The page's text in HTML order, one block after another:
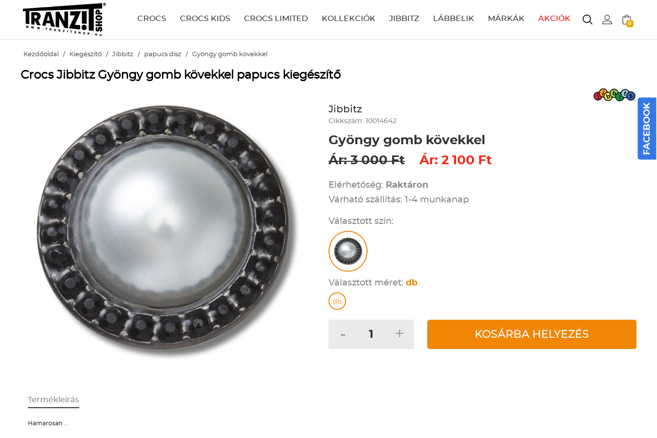
CROCS CROCS KIDS CROCS LIMITED KOLLEKCIÓK JIBBITZ LÁBBELIK MÁRKÁK AKCIÓK
0
Kezdőoldal / Kiegészítő / Jibbitz / papucs dísz / Gyöngy gomb kövekkel
Crocs Jibbitz Gyöngy gomb kövekkel papucs kiegészítő
Jibbitz
Cikkszám: 10014642
Gyöngy gomb kövekkel
Ár: 3 000 Ft
Ár: 2 100 Ft
Elérhetőség: Raktáron
Várható szállítás: 1-4 munkanap
Választott szín:
Választott méret: db
db
- + KOSÁRBA HELYEZÉS
Termékleírás
Hamarosan ...
FACEBOOK